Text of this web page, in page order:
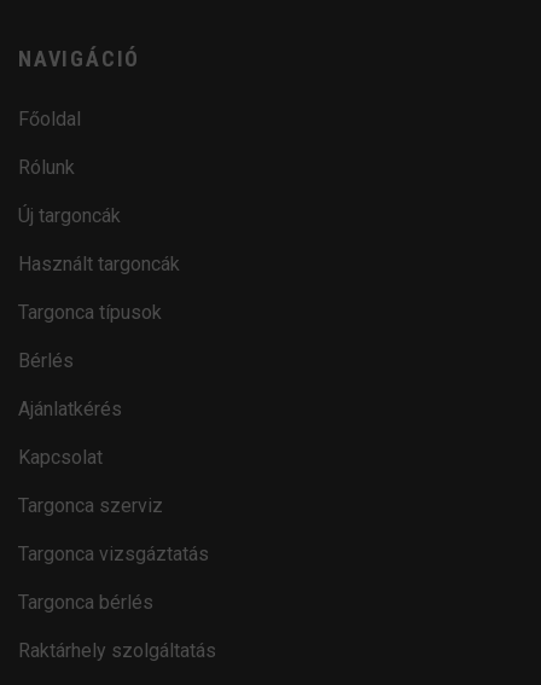
NAVIGÁCIÓ
Főoldal
Rólunk
Új targoncák
Használt targoncák
Targonca típusok
Bérlés
Ajánlatkérés
Kapcsolat
Targonca szerviz
Targonca vizsgáztatás
Targonca bérlés
Raktárhely szolgáltatás